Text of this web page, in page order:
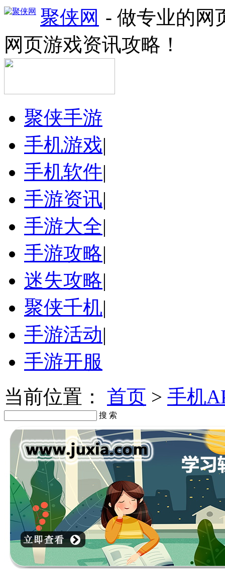
聚侠网 - 做专业的网
网页游戏资讯攻略！
聚侠手游
手机游戏|
手机软件|
手游资讯|
手游大全|
手游攻略|
迷失攻略|
聚侠千机|
手游活动|
手游开服
当前位置： 首页 > 手机
搜 索